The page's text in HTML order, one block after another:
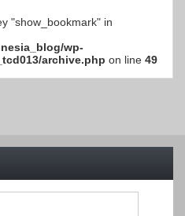
"show_bookmark" in
wp-
archive.php on line 49